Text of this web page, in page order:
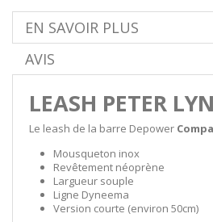
EN SAVOIR PLUS
AVIS
LEASH PETER
Le leash de la barre Depower
Mousqueton inox
Revêtement néoprène
Largueur souple
Ligne Dyneema
Version courte (environ 50cm)